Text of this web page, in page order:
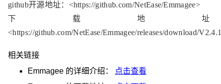
github开源地址：<https://github.com/NetEase/Emmagee>
下载地
<https://github.com/NetEase/Emmagee/releases/download/
相关链接
Emmagee 的详细介绍：
点击查看